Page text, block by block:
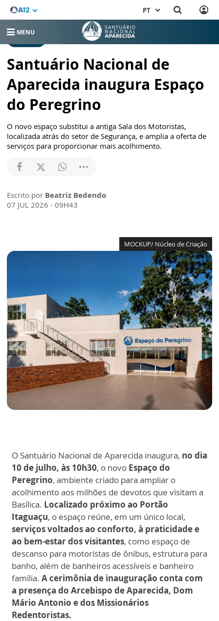
PT
MENU
Santuário Nacional de
Aparecida inaugura Espaço
do Peregrino
O novo espaço substitui a antiga Sala dos Motoristas,
localizada atrás do setor de Segurança, e amplia a oferta de
serviços para proporcionar mais acolhimento.
Escrito por Beatriz Bedendo
07 JUL 2026 - 09H43
MOCKUP/ Núcleo de Criação
O Santuário Nacional de Aparecida inaugura, no dia
10 de julho, às 10h30, o novo Espaço do
Peregrino, ambiente criado para ampliar o
acolhimento aos milhões de devotos que visitam a
Basílica. Localizado próximo ao Portão
Itaguaçu, o espaço reúne, em um único local,
serviços voltados ao conforto, à praticidade e
ao bem-estar dos visitantes, como espaço de
descanso para motoristas de ônibus, estrutura para
banho, além de banheiros acessíveis e banheiro
família. A cerimônia de inauguração conta com
a presença do Arcebispo de Aparecida, Dom
Mário Antonio e dos Missionários
Redentoristas.